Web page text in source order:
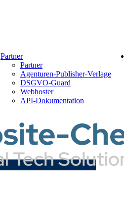
Partner
Partner
Agenturen-Publisher-Verlage
DSGVO-Guard
Webhoster
API-Dokumentation